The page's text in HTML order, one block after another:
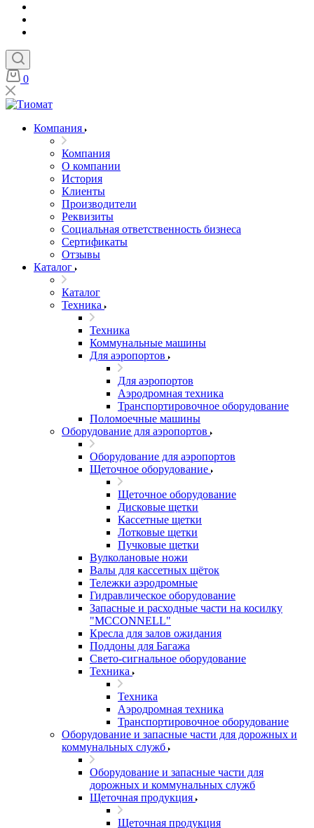
0
Компания
Компания
О компании
История
Клиенты
Производители
Реквизиты
Социальная ответственность бизнеса
Сертификаты
Отзывы
Каталог
Каталог
Техника
Техника
Коммунальные машины
Для аэропортов
Для аэропортов
Аэродромная техника
Транспортировочное оборудование
Поломоечные машины
Оборудование для аэропортов
Оборудование для аэропортов
Щеточное оборудование
Щеточное оборудование
Дисковые щетки
Кассетные щетки
Лотковые щетки
Пучковые щетки
Вулколановые ножи
Валы для кассетных щёток
Тележки аэродромные
Гидравлическое оборудование
Запасные и расходные части на косилку
"MCCONNELL"
Кресла для залов ожидания
Поддоны для Багажа
Свето-сигнальное оборудование
Техника
Техника
Аэродромная техника
Транспортировочное оборудование
Оборудование и запасные части для дорожных и
коммунальных служб
Оборудование и запасные части для
дорожных и коммунальных служб
Щеточная продукция
Щеточная продукция